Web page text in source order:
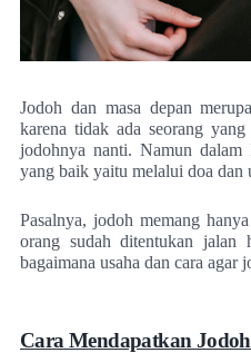
Jodoh dan masa depan
karena tidak ada seorang
jodohnya nanti. Namun dalam
yang baik yaitu melalui doa dan
Pasalnya, jodoh memang
orang sudah ditentukan jalan
bagaimana usaha dan cara agar
Cara Mendapatkan